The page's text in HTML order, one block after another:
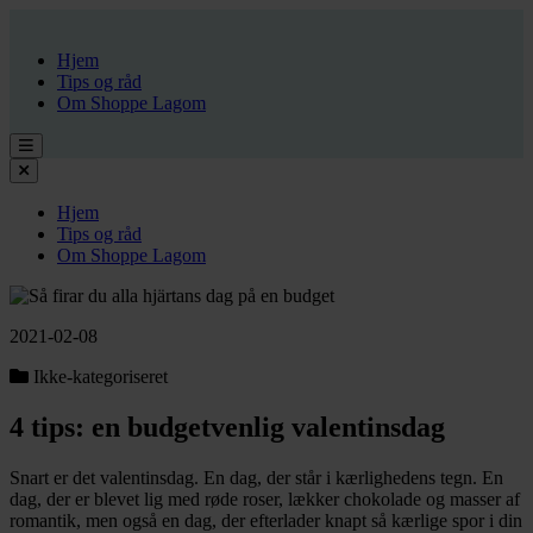
Hjem
Tips og råd
Om Shoppe Lagom
Hjem
Tips og råd
Om Shoppe Lagom
2021-02-08
Ikke-kategoriseret
4 tips: en budgetvenlig valentinsdag
Snart er det valentinsdag. En dag, der står i kærlighedens tegn. En
dag, der er blevet lig med røde roser, lækker chokolade og masser af
romantik, men også en dag, der efterlader knapt så kærlige spor i din